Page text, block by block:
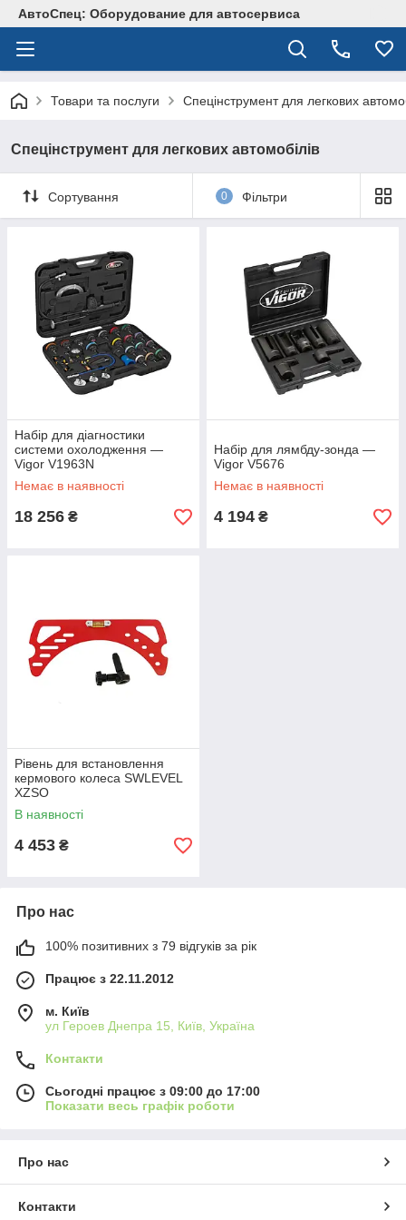
АвтоСпец: Оборудование для автосервиса
Товари та послуги Спецінструмент для легкових
Спецінструмент для легкових автомобілів
Сортування 0 Фільтри
Набір для діагностики
системи охолодження —
Vigor V1963N
Немає в наявності
18 256 ₴
Набір для лямбду-зонда —
Vigor V5676
Немає в наявності
4 194 ₴
Рівень для встановлення
кермового колеса SWLEVEL
XZSO
В наявності
4 453 ₴
Про нас
100% позитивних з 79 відгуків за рік
Працює з 22.11.2012
м. Київ
ул Героев Днепра 15, Київ, Україна
Контакти
Сьогодні працює з 09:00 до 17:00
Показати весь графік роботи
Про нас
Контакти